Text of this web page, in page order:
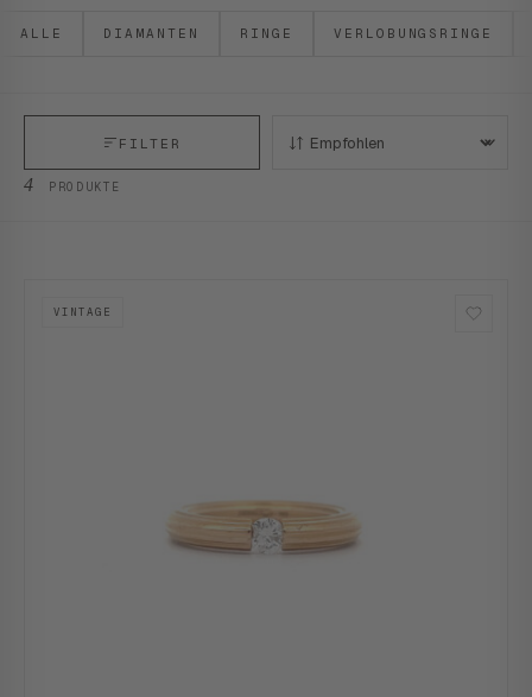
ALLE DIAMANTEN RINGE VERLOBUNGSRINGE
4 PRODUKTE
FILTER SORTIEREN:
VINTAGE